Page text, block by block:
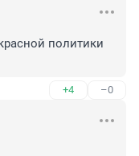
политики
+4 –0